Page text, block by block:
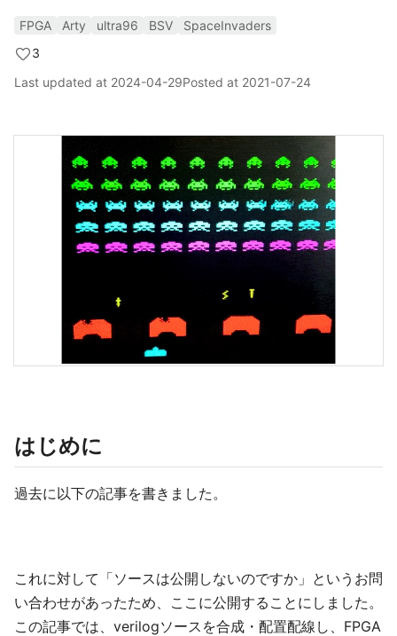
FPGA Arty ultra96 BSV
SpaceInvaders
3
Last updated at 2024-04-29Posted at 2021-07-24
はじめに
過去に以下の記事を書きました。
これに対して「ソースは公開しないのですか」というお問
い合わせがあったため、ここに公開することにしました。
この記事では、verilogソースを合成・配置配線し、FPGA